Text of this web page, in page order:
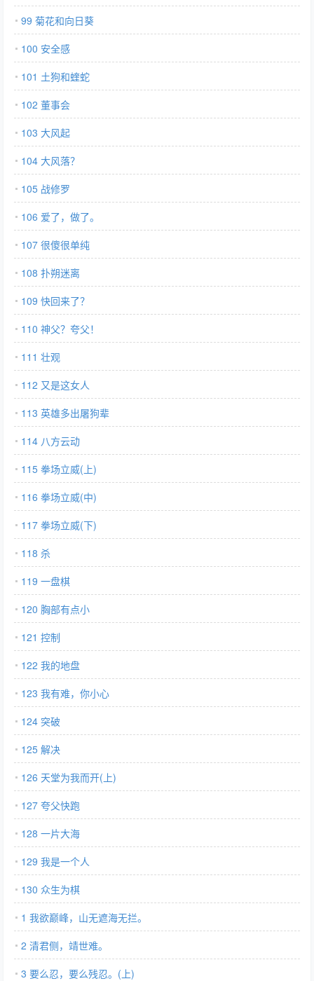
99 菊花和向日葵
100 安全感
101 土狗和蝰蛇
102 董事会
103 大风起
104 大风落？
105 战修罗
106 爱了，做了。
107 很傻很单纯
108 扑朔迷离
109 快回来了？
110 神父？夸父！
111 壮观
112 又是这女人
113 英雄多出屠狗辈
114 八方云动
115 拳场立威(上)
116 拳场立威(中)
117 拳场立威(下)
118 杀
119 一盘棋
120 胸部有点小
121 控制
122 我的地盘
123 我有难，你小心
124 突破
125 解决
126 天堂为我而开(上)
127 夸父快跑
128 一片大海
129 我是一个人
130 众生为棋
1 我欲巅峰，山无遮海无拦。
2 清君侧，靖世难。
3 要么忍，要么残忍。(上)